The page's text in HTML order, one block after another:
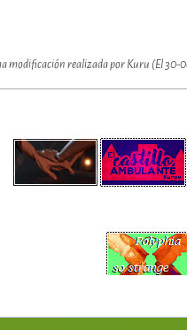
modificación realizada por Kuru (El 30-